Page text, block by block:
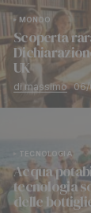
MONDO
Scoperta
UK
di massimo 06/
TECNOLOGIA
Acqua
tecnologia
delle